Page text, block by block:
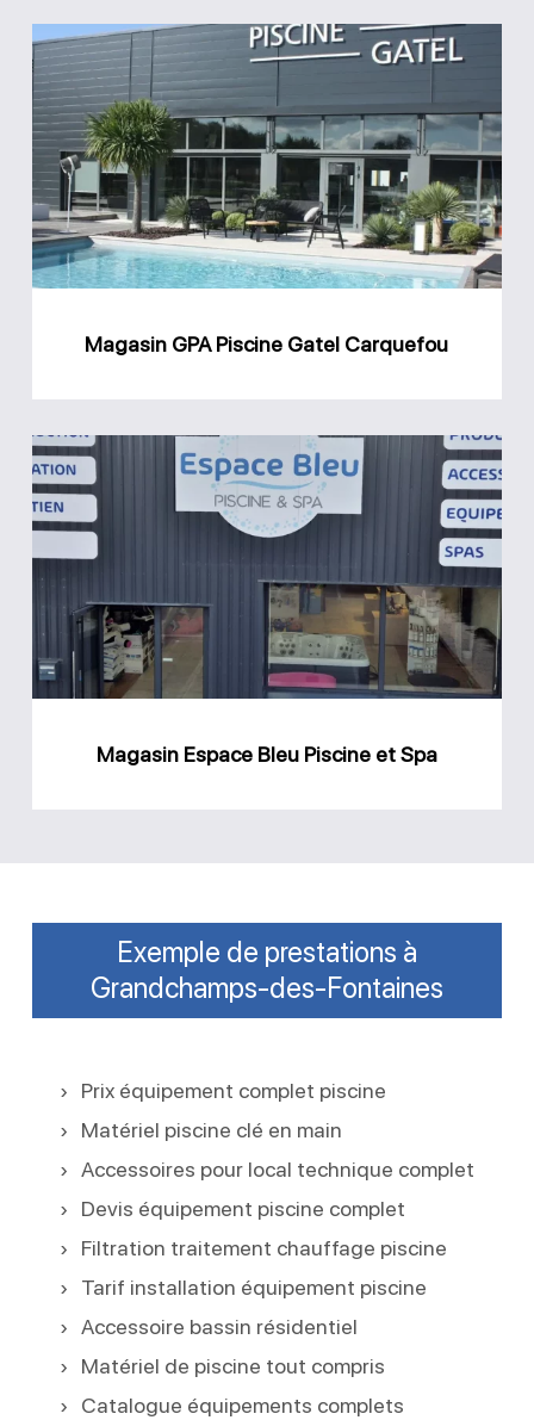
Magasin
Piscine
Gatel
Carquefou
Magasin GPA Piscine Gatel Carquefou
Magasin
Espace
Bleu
Piscine
et
Spa
Magasin Espace Bleu Piscine et Spa
Exemple de prestations à
Grandchamps-des-Fontaines
Prix équipement complet piscine
Matériel piscine clé en main
Accessoires pour local technique complet
Devis équipement piscine complet
Filtration traitement chauffage piscine
Tarif installation équipement piscine
Accessoire bassin résidentiel
Matériel de piscine tout compris
Catalogue équipements complets